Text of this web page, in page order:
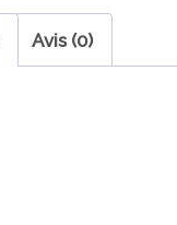
Avis (0)